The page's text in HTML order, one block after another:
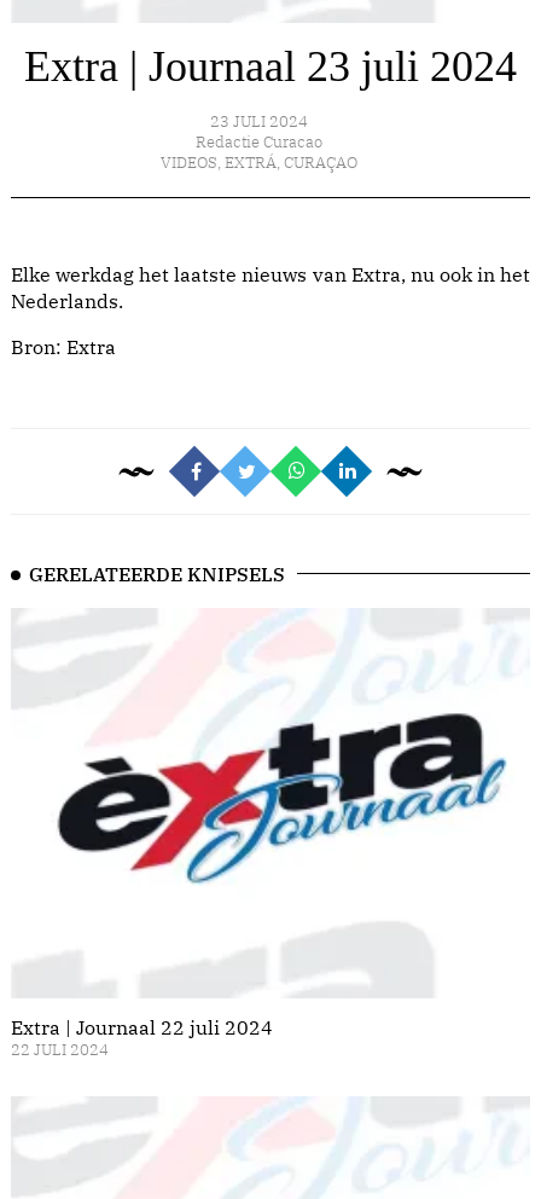
Extra | Journaal 23 juli 2024
23 JULI 2024
Redactie Curacao
VIDEOS, EXTRÁ, CURAÇAO
Elke werkdag het laatste nieuws van Extra, nu ook in het
Nederlands.
Bron: Extra
GERELATEERDE KNIPSELS
Extra | Journaal 22 juli 2024
22 JULI 2024